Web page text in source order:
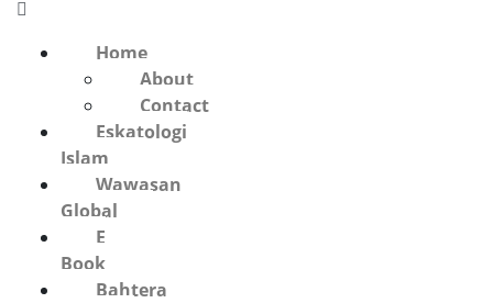
Home
About
Contact
Eskatologi
Islam
Wawasan
Global
E
Book
Bahtera